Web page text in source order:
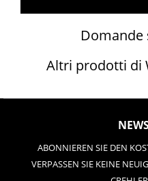
Domande
Altri prodotti di
ABONNIEREN SIE DEN
VERPASSEN SIE KEINE